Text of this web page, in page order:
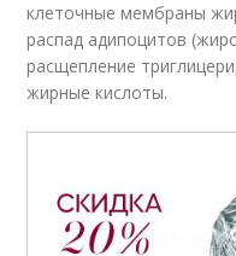
клеточные мембраны
распад адипоцитов
расщепление
жирные кислоты.